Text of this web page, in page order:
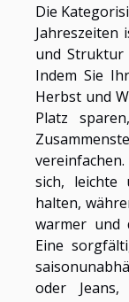
Die
und Struktur
Indem Sie
Herbst und
Platz
sich,
halten,
warmer und
Eine
oder